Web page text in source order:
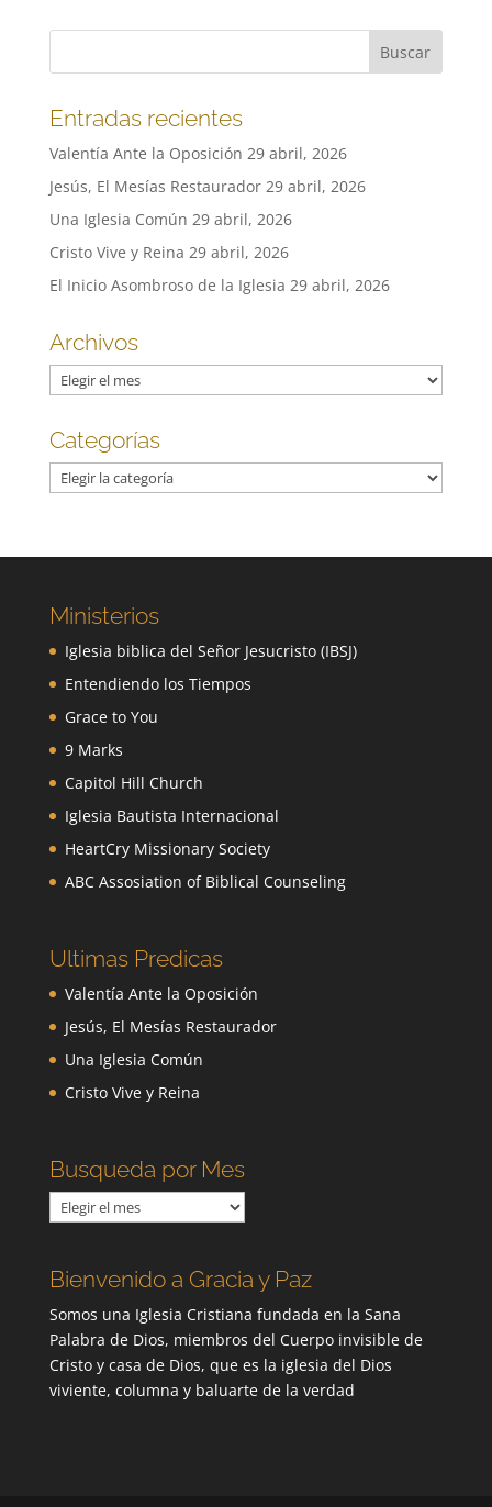
Entradas recientes
Valentía Ante la Oposición 29 abril, 2026
Jesús, El Mesías Restaurador 29 abril, 2026
Una Iglesia Común 29 abril, 2026
Cristo Vive y Reina 29 abril, 2026
El Inicio Asombroso de la Iglesia 29 abril, 2026
Archivos
Archivos
Categorías
Categorías
Ministerios
Iglesia biblica del Señor Jesucristo (IBSJ)
Entendiendo los Tiempos
Grace to You
9 Marks
Capitol Hill Church
Iglesia Bautista Internacional
HeartCry Missionary Society
ABC Assosiation of Biblical Counseling
Ultimas Predicas
Valentía Ante la Oposición
Jesús, El Mesías Restaurador
Una Iglesia Común
Cristo Vive y Reina
Busqueda por Mes
Busqueda
por
Bienvenido a Gracia y Paz
Somos una Iglesia Cristiana fundada en la Sana
Palabra de Dios, miembros del Cuerpo invisible de
Cristo y casa de Dios, que es la iglesia del Dios
viviente, columna y baluarte de la verdad